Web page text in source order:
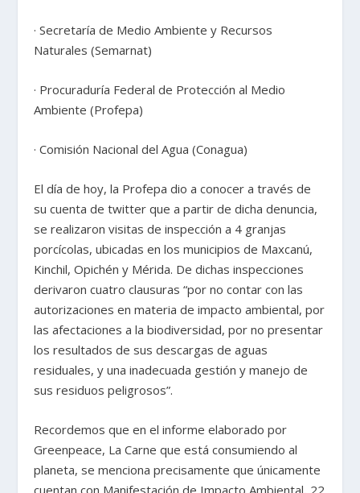
· Secretaría de Medio Ambiente y Recursos
Naturales (Semarnat)
· Procuraduría Federal de Protección al Medio
Ambiente (Profepa)
· Comisión Nacional del Agua (Conagua)
El día de hoy, la Profepa dio a conocer a través de
su cuenta de twitter que a partir de dicha denuncia,
se realizaron visitas de inspección a 4 granjas
porcícolas, ubicadas en los municipios de Maxcanú,
Kinchil, Opichén y Mérida. De dichas inspecciones
derivaron cuatro clausuras “por no contar con las
autorizaciones en materia de impacto ambiental, por
las afectaciones a la biodiversidad, por no presentar
los resultados de sus descargas de aguas
residuales, y una inadecuada gestión y manejo de
sus residuos peligrosos”.
Recordemos que en el informe elaborado por
Greenpeace, La Carne que está consumiendo al
planeta, se menciona precisamente que únicamente